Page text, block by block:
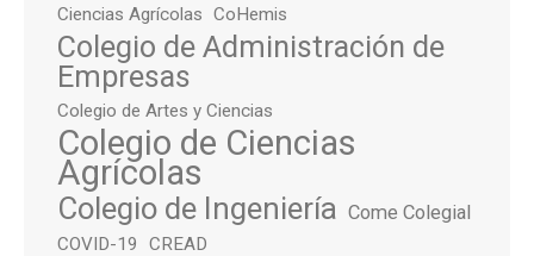
Ciencias Agrícolas CoHemis
Colegio de Administración de
Empresas
Colegio de Artes y Ciencias
Colegio de Ciencias
Agrícolas
Colegio de Ingeniería Come Colegial
COVID-19 CREAD